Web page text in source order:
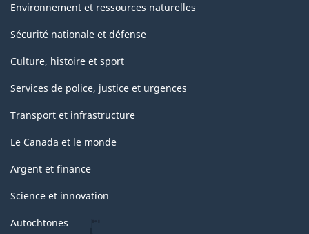
Environnement et ressources naturelles
Sécurité nationale et défense
Culture, histoire et sport
Services de police, justice et urgences
Transport et infrastructure
Le Canada et le monde
Argent et finance
Science et innovation
Autochtones